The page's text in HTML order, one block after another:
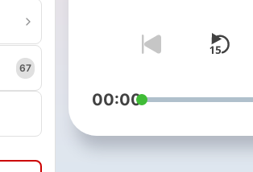
67
00:00